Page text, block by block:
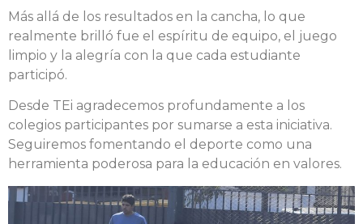
Más allá de los resultados en la cancha, lo que
realmente brilló fue el espíritu de equipo, el juego
limpio y la alegría con la que cada estudiante
participó.
Desde TEi agradecemos profundamente a los
colegios participantes por sumarse a esta iniciativa.
Seguiremos fomentando el deporte como una
herramienta poderosa para la educación en valores.